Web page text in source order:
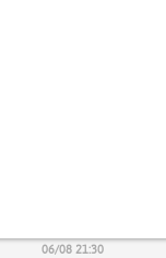
06/08 21:30